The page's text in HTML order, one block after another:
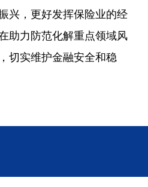
兴，更好发挥保险业的经
助力防范化解重点领域风
切实维护金融安全和稳